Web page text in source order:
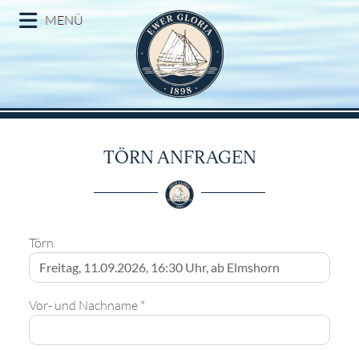
MENÜ
TÖRN ANFRAGEN
Törn
Vor- und Nachname *